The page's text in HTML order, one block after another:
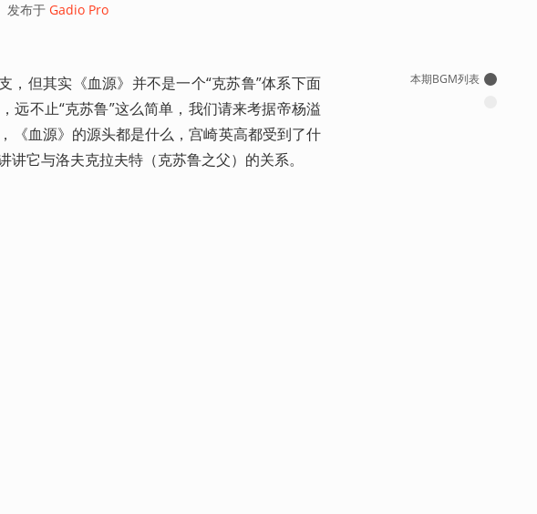
发布于 Gadio Pro
，但其实《血源》并不是一个“克苏鲁”体系下面
远不止“克苏鲁”这么简单，我们请来考据帝杨溢
《血源》的源头都是什么，宫崎英高都受到了什
它与洛夫克拉夫特（克苏鲁之父）的关系。
本期BGM列表